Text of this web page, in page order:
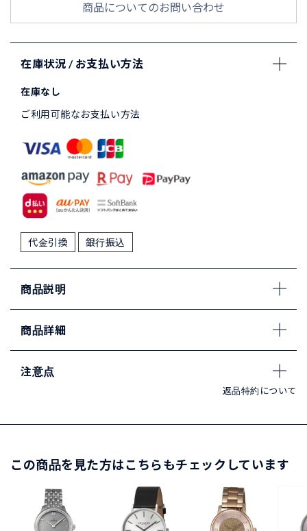
商品についてのお問い合わせ
在庫状況 / お支払い方法
在庫なし
ご利用可能なお支払い方法
代金引換 銀行振込
商品説明
商品詳細
注意点
返品特約について
この商品を見た方はこちらもチェックしています